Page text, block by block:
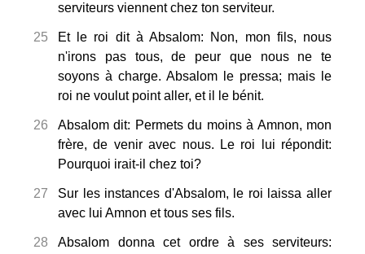
serviteurs viennent chez ton serviteur.
25
Et le roi dit à Absalom: Non, mon fils, nous
n'irons pas tous, de peur que nous ne te
soyons à charge. Absalom le pressa; mais le
roi ne voulut point aller, et il le bénit.
26
Absalom dit: Permets du moins à Amnon, mon
frère, de venir avec nous. Le roi lui répondit:
Pourquoi irait-il chez toi?
27
Sur les instances d'Absalom, le roi laissa aller
avec lui Amnon et tous ses fils.
28
Absalom donna cet ordre à ses serviteurs: